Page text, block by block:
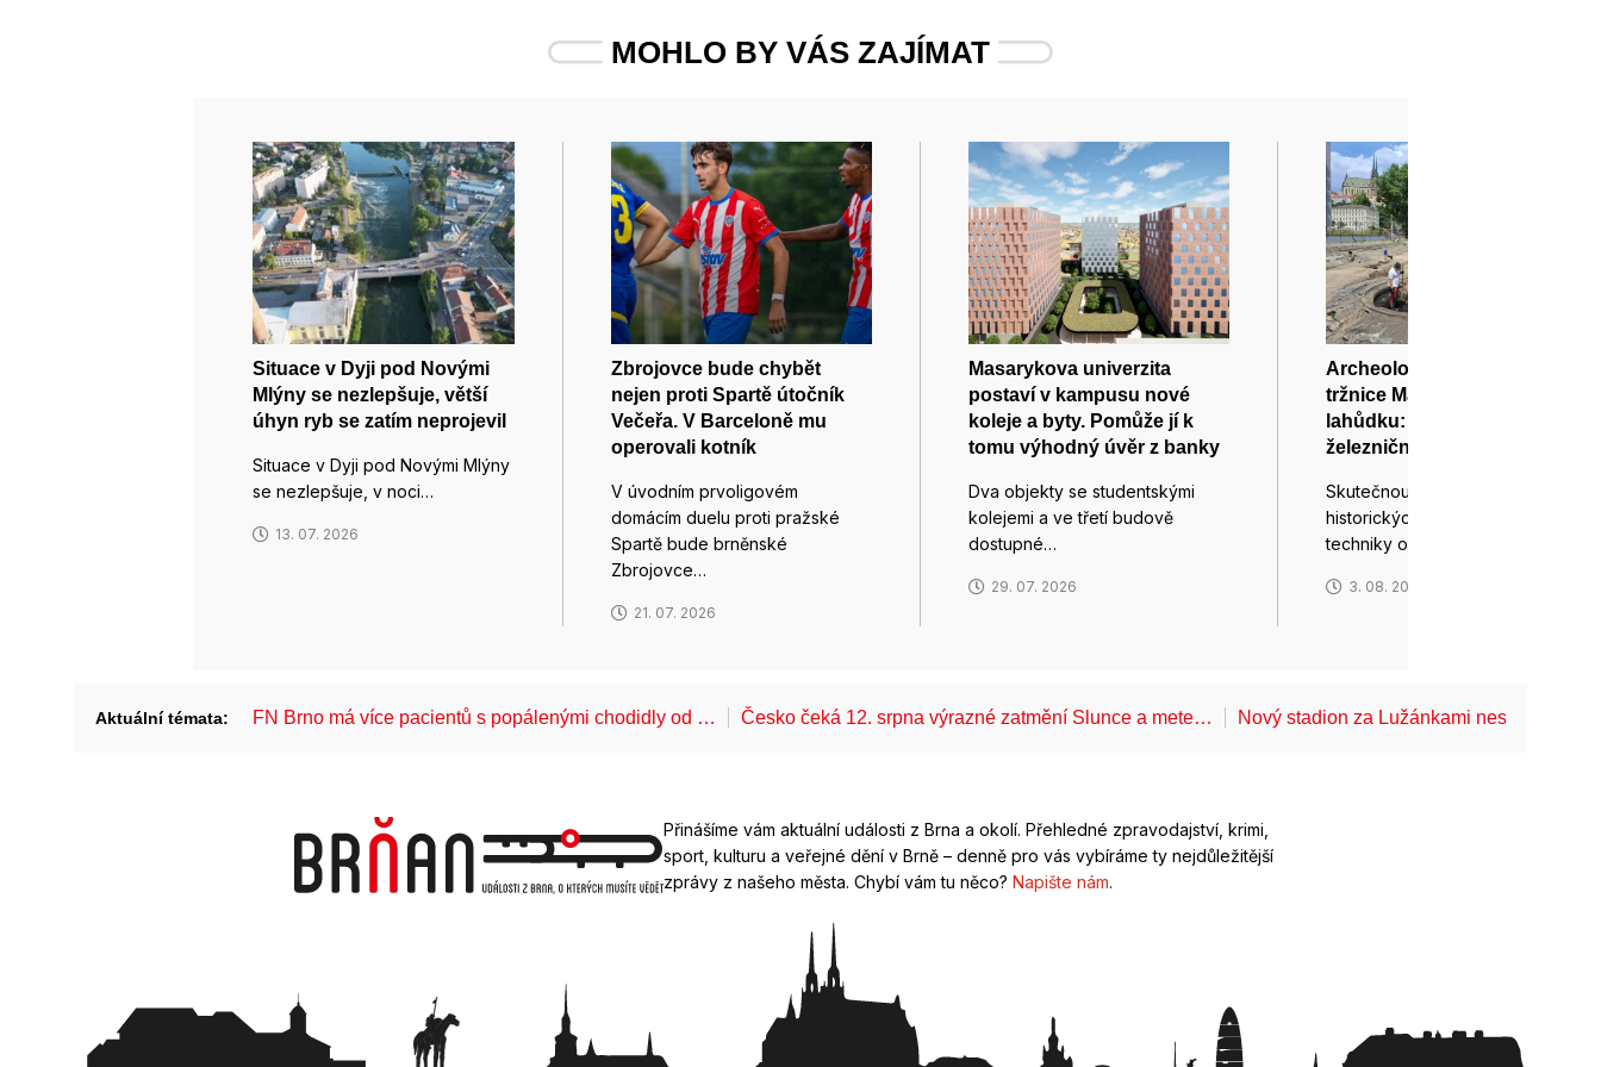
MOHLO BY VÁS ZAJÍMAT
Situace v Dyji pod Novými
Mlýny se nezlepšuje, větší
úhyn ryb se zatím neprojevil
Situace v Dyji pod Novými Mlýny
se nezlepšuje, v noci…
13. 07. 2026
Zbrojovce bude chybět
nejen proti Spartě útočník
Večeřa. V Barceloně mu
operovali kotník
V úvodním prvoligovém
domácím duelu proti pražské
Spartě bude brněnské
Zbrojovce…
21. 07. 2026
Masarykova univerzita
postaví v kampusu nové
koleje a byty. Pomůže jí k
tomu výhodný úvěr z banky
Dva objekty se studentskými
kolejemi a ve třetí budově
dostupné…
29. 07. 2026
Archeologové objevili u
tržnice Malá Amerika v Brně
lahůdku: dvě historické
železniční točny
Skutečnou lahůdku pro milovníky
historických vlaků a železniční
techniky objevili…
3. 08. 2026
Aktuální témata: FN Brno má více pacientů s popálenými chodidly od … Česko čeká 12. srpna výrazné zatmění Slunce a mete… Nový stadion za Lužánkami nesmí mít dle
Přinášíme vám aktuální události z Brna a okolí. Přehledné zpravodajství, krimi,
sport, kulturu a veřejné dění v Brně – denně pro vás vybíráme ty nejdůležitější
zprávy z našeho města. Chybí vám tu něco? Napište nám.